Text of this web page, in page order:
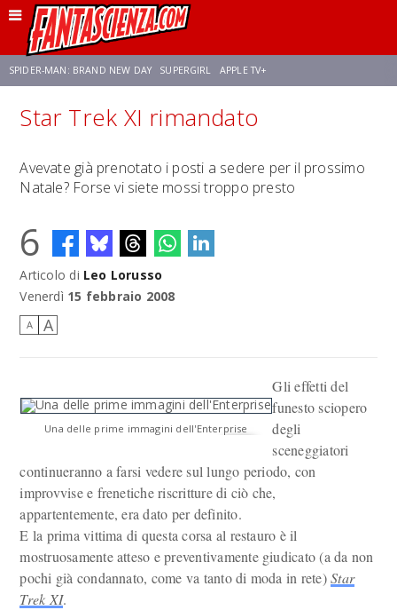
SPIDER-MAN: BRAND NEW DAY SUPERGIRL APPLE TV+
FRANCO RICCIARDIELLO ZENDAYA STAR TREK AVENGERS: DOOMSDAY
NETFLIX SADIE SINK STAR TREK: STRANGE NEW WORLDS
Star Trek XI rimandato
Avevate già prenotato i posti a sedere per il prossimo
Natale? Forse vi siete mossi troppo presto
6
Articolo di Leo Lorusso
Venerdì 15 febbraio 2008
A A
Una delle prime immagini dell'Enterprise
Gli effetti del
funesto sciopero
degli
sceneggiatori
continueranno a farsi vedere sul lungo periodo, con
improvvise e frenetiche riscritture di ciò che,
appartentemente, era dato per definito.
E la prima vittima di questa corsa al restauro è il
mostruosamente atteso e preventivamente giudicato (a da non
pochi già condannato, come va tanto di moda in rete)Star
Trek XI.